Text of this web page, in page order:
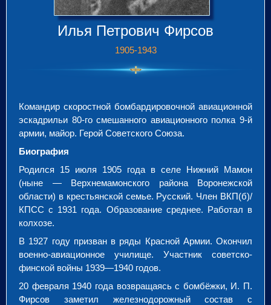
Илья Петрович Фирсов
1905-1943
Командир скоростной бомбардировочной авиационной
эскадрильи 80-го смешанного авиационного полка 9-й
армии, майор. Герой Советского Союза.
Биография
Родился 15 июля 1905 года в селе Нижний Мамон
(ныне — Верхнемамонского района Воронежской
области) в крестьянской семье. Русский. Член ВКП(б)/
КПСС с 1931 года. Образование среднее. Работал в
колхозе.
В 1927 году призван в ряды Красной Армии. Окончил
военно-авиационное училище. Участник советско-
финской войны 1939—1940 годов.
20 февраля 1940 года возвращаясь с бомбёжки, И. П.
Фирсов заметил железнодорожный состав с